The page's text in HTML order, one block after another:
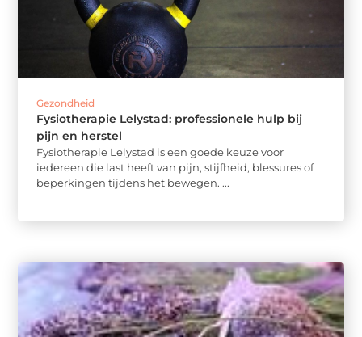
Gezondheid
Fysiotherapie Lelystad: professionele hulp bij
pijn en herstel
Fysiotherapie Lelystad is een goede keuze voor
iedereen die last heeft van pijn, stijfheid, blessures of
beperkingen tijdens het bewegen. ...